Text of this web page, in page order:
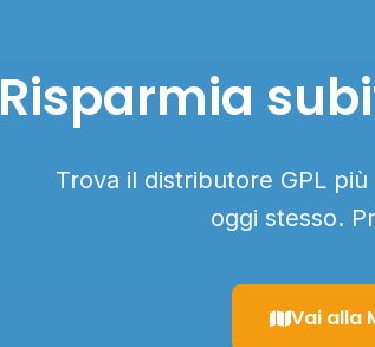
Risparmia
Trova il distributore GPL
oggi stesso.
Vai alla